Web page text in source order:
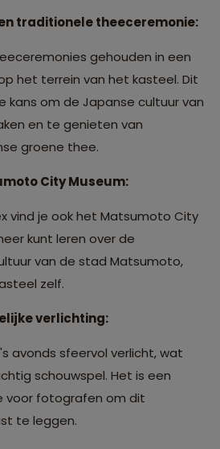
traditionele theeceremonie:
gehouden in een
het terrein van het kasteel. Dit
kans om de Japanse cultuur van
en te genieten van
groene thee.
City Museum:
vind je ook het Matsumoto City
kunt leren over de
van de stad Matsumoto,
zelf.
verlichting:
avonds sfeervol verlicht, wat
schouwspel. Het is een
voor fotografen om dit
te leggen.